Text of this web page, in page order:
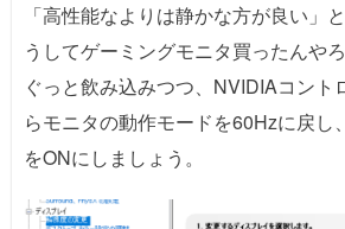
「高性能なよりは静かな方が良い」
うしてゲーミングモニタ買ったんや
ぐっと飲み込みつつ、NVIDIAコント
らモニタの動作モードを60Hzに戻し
をONにしましょう。